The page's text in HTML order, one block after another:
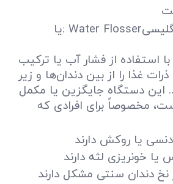
: Water Flosserیا
از فشار آب یا ترکیب
غذا را از بین دندان‌ها و زیر
دستگاه جایگزین یا مکمل
مخصوصاً برای افرادی که
یا روکش دارند
خونریزی لثه دارند
نخ دندان سنتی مشکل دارند